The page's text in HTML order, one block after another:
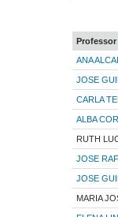
Professor
ANA
JOSE
CARLA
ALBA
RUTH
JOSE
JOSE
MARIA